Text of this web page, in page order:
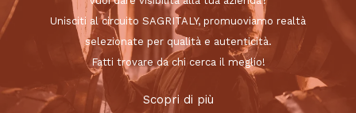
Unisciti al circuito SAGRITALY, promuoviamo realtà
selezionate per qualità e autenticità.
Fatti trovare da chi cerca il meglio!
Scopri di più